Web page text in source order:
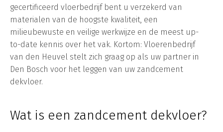
gecertificeerd vloerbedrijf bent u verzekerd van
materialen van de hoogste kwaliteit, een
milieubewuste en veilige werkwijze en de meest up-
to-date kennis over het vak. Kortom: Vloerenbedrijf
van den Heuvel stelt zich graag op als uw partner in
Den Bosch voor het leggen van uw zandcement
dekvloer.
Wat is een zandcement dekvloer?